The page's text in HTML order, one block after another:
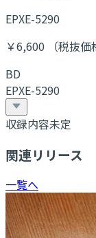
EPXE-5290
￥6,600 （税抜価
BD
EPXE-5290
収録内容未定
関連リリース
一覧へ